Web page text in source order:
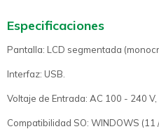
Especificaciones
Pantalla: LCD segmentada
Interfaz: USB.
Voltaje de Entrada: AC 100 - 240 V,
Compatibilidad SO: WINDOWS